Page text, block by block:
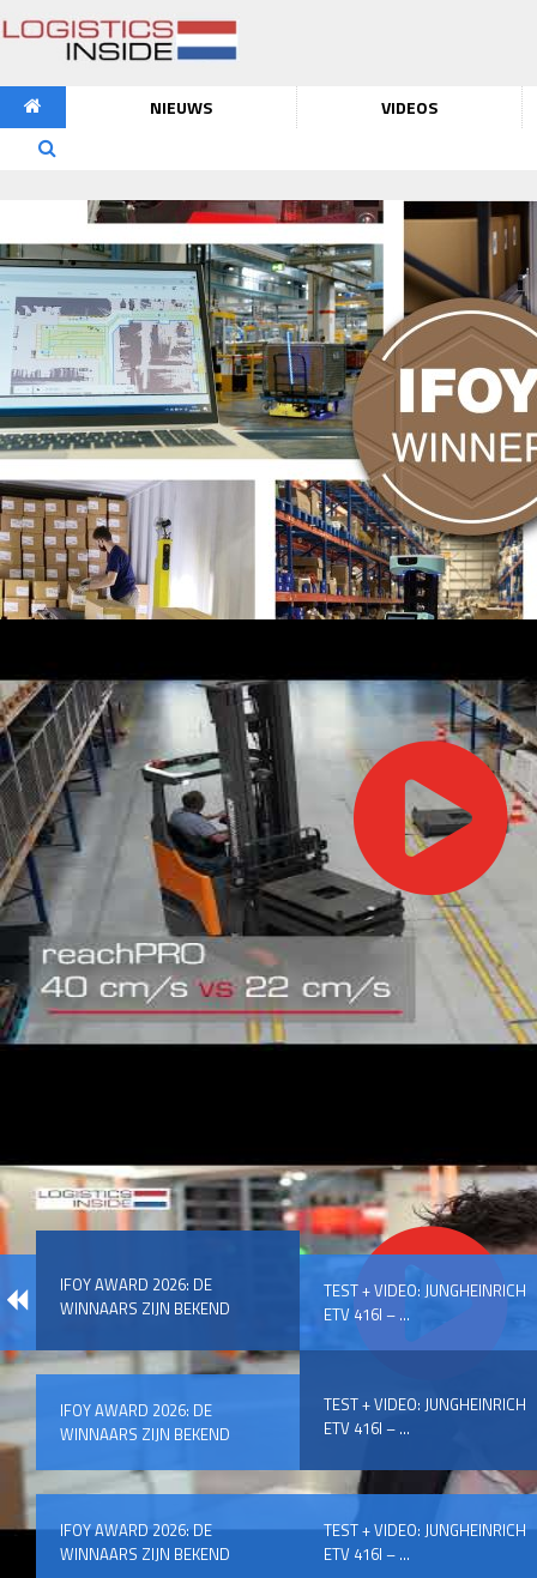
NIEUWS VIDEOS
IFOY AWARD 2026: DE
WINNAARS ZIJN BEKEND
TEST + VIDEO: JUNGHEINRICH
ETV 416I – ...
IFOY AWARD 2026: DE
WINNAARS ZIJN BEKEND
TEST + VIDEO: JUNGHEINRICH
ETV 416I – ...
IFOY AWARD 2026: DE
WINNAARS ZIJN BEKEND
TEST + VIDEO: JUNGHEINRICH
ETV 416I – ...